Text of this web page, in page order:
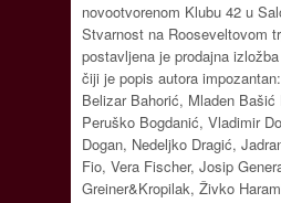
novootvorenom Klubu 42 u
Stvarnost na Rooseveltovom
postavljena je prodajna izložba
čiji je popis autora
Belizar Bahorić, Mladen
Peruško Bogdanić, Vladimir
Dogan, Nedeljko Dragić,
Fio, Vera Fischer, Josip
Greiner&Kropilak, Živko